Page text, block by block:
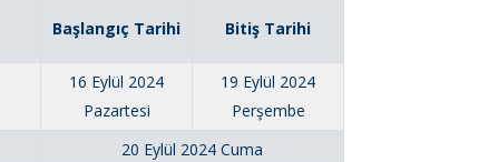
Başlangıç Tarihi Bitiş Tarihi
16 Eylül 2024
Pazartesi
19 Eylül 2024
Perşembe
20 Eylül 2024 Cuma